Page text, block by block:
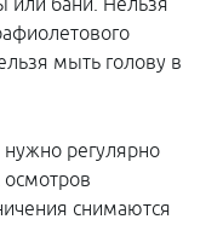
или бани. Нельзя
мыть голову в
регулярно
снимаются